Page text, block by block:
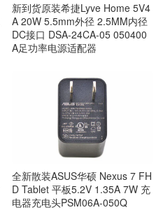
新到货原装希捷Lyve Home 5V4
A 20W 5.5mm外径 2.5MM内径
DC接口 DSA-24CA-05 050400
A足功率电源适配器
全新散装ASUS华硕 Nexus 7 FH
D Tablet 平板5.2V 1.35A 7W 充
电器充电头PSM06A-050Q